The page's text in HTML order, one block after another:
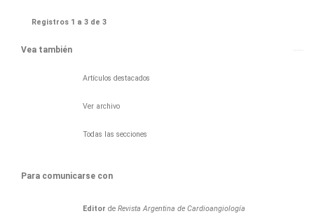
Registros 1 a 3 de 3
Vea también
Artículos destacados
Ver archivo
Todas las secciones
Para comunicarse con
Editor deRevista Argentina de Cardioangiología